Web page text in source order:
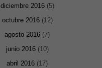
diciembre 2016(5)
octubre 2016(12)
agosto 2016 (7)
junio 2016(10)
abril 2016 (17)
que
mejorar la
y estructura
base a cómo
web.